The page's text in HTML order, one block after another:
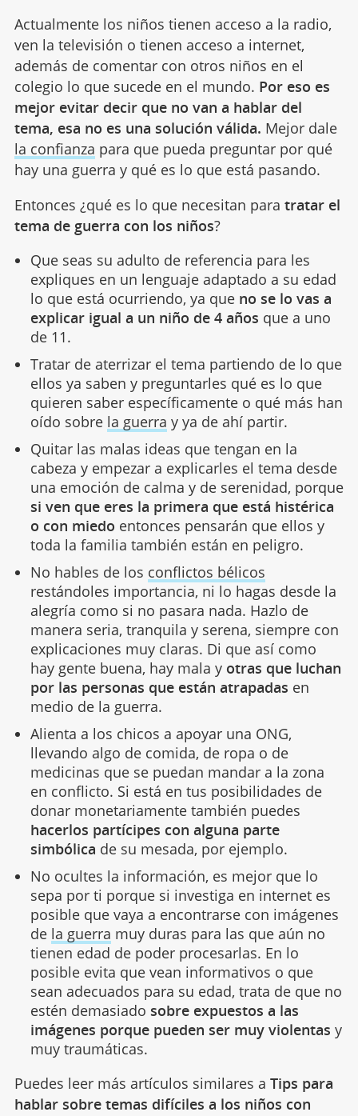
Actualmente los niños tienen acceso a la radio,
ven la televisión o tienen acceso a internet,
además de comentar con otros niños en el
colegio lo que sucede en el mundo. Por eso es
mejor evitar decir que no van a hablar del
tema, esa no es una solución válida. Mejor dale
la confianza para que pueda preguntar por qué
hay una guerra y qué es lo que está pasando.
Entonces ¿qué es lo que necesitan para tratar el
tema de guerra con los niños?
Que seas su adulto de referencia para les
expliques en un lenguaje adaptado a su edad
lo que está ocurriendo, ya que no se lo vas a
explicar igual a un niño de 4 años que a uno
de 11.
Tratar de aterrizar el tema partiendo de lo que
ellos ya saben y preguntarles qué es lo que
quieren saber específicamente o qué más han
oído sobre la guerra y ya de ahí partir.
Quitar las malas ideas que tengan en la
cabeza y empezar a explicarles el tema desde
una emoción de calma y de serenidad, porque
si ven que eres la primera que está histérica
o con miedo entonces pensarán que ellos y
toda la familia también están en peligro.
No hables de los conflictos bélicos
restándoles importancia, ni lo hagas desde la
alegría como si no pasara nada. Hazlo de
manera seria, tranquila y serena, siempre con
explicaciones muy claras. Di que así como
hay gente buena, hay mala y otras que luchan
por las personas que están atrapadas en
medio de la guerra.
Alienta a los chicos a apoyar una ONG,
llevando algo de comida, de ropa o de
medicinas que se puedan mandar a la zona
en conflicto. Si está en tus posibilidades de
donar monetariamente también puedes
hacerlos partícipes con alguna parte
simbólica de su mesada, por ejemplo.
No ocultes la información, es mejor que lo
sepa por ti porque si investiga en internet es
posible que vaya a encontrarse con imágenes
de la guerra muy duras para las que aún no
tienen edad de poder procesarlas. En lo
posible evita que vean informativos o que
sean adecuados para su edad, trata de que no
estén demasiado sobre expuestos a las
imágenes porque pueden ser muy violentas y
muy traumáticas.
Puedes leer más artículos similares a Tips para
hablar sobre temas difíciles a los niños con